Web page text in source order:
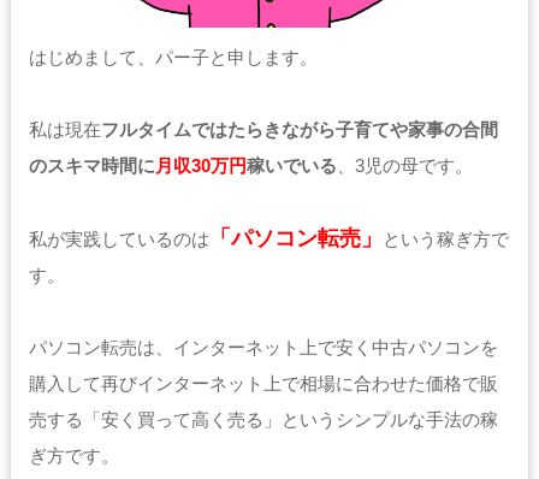
はじめまして、パー子と申します。
私は現在フルタイムではたらきながら子育てや家事の合間
のスキマ時間に 月収30万円稼いでいる 、3児の母です。
私が実践しているのは 「パソコン転売」
という稼ぎ方で
す。
パソコン転売は、インターネット上で安く中古パソコンを
購入して再びインターネット上で相場に合わせた価格で販
売する「安く買って高く売る」というシンプルな手法の稼
ぎ方です。